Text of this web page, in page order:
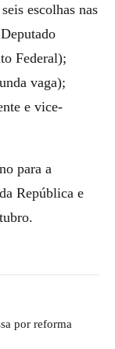
escolhas nas
Federal);
vaga);
e vice-
para a
República e
por reforma